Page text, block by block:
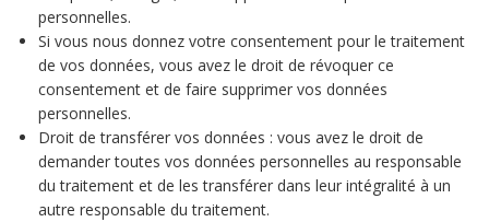
personnelles.
Si vous nous donnez votre consentement pour le traitement
de vos données, vous avez le droit de révoquer ce
consentement et de faire supprimer vos données
personnelles.
Droit de transférer vos données : vous avez le droit de
demander toutes vos données personnelles au responsable
du traitement et de les transférer dans leur intégralité à un
autre responsable du traitement.